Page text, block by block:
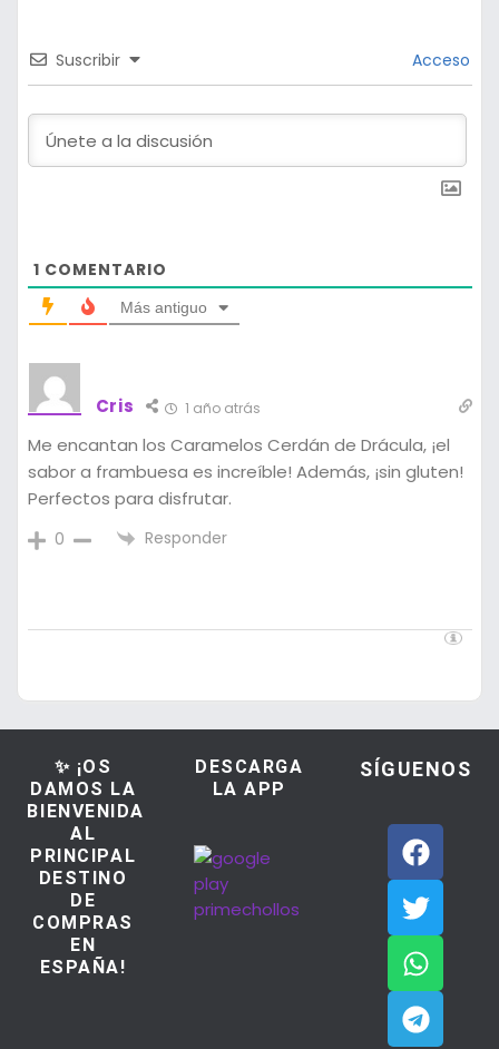
Suscribir Acceso
1 COMENTARIO
Más antiguo
Cris 1 año atrás
Me encantan los Caramelos Cerdán de Drácula, ¡el
sabor a frambuesa es increíble! Además, ¡sin gluten!
Perfectos para disfrutar.
0 Responder
✨ ¡OS
DAMOS LA
BIENVENIDA
AL
PRINCIPAL
DESTINO
DE
COMPRAS
EN
ESPAÑA!
DESCARGA
LA APP
SÍGUENOS